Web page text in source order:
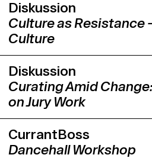
Diskussion
Culture as Resistance
Culture
Diskussion
Curating Amid
on Jury Work
CurrantBoss
Dancehall Workshop